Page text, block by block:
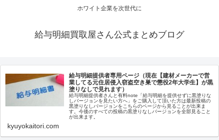
ホワイト企業を次世代に
給与明細買取屋さん公式まとめブログ
給与明細提供者専用ページ（現在【建材メーカーで営
業してる元住居侵入窃盗空き巣で懲役2年大学生】が黒
塗りなしで見れます）
給与明細提供者さんと有料note「給与明細を提供せずに黒塗りな
しバージョンを見たい方へ」をご購入して頂いた方は最新投稿の
黒塗りなしバージョンをこちらのページから見ることが出来ま
す。今後のすべての投稿の黒塗りなしバージョンを全部見ること
が出来ます。
kyuyokaitori.com